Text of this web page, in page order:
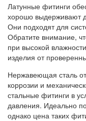
Латунные фитинги
хорошо выдерживают
Они подходят для
Обратите внимание,
при высокой
изделия от
Нержавеющая сталь
коррозии и
стальные фитинги в
давления. Идеально
однако цена таких